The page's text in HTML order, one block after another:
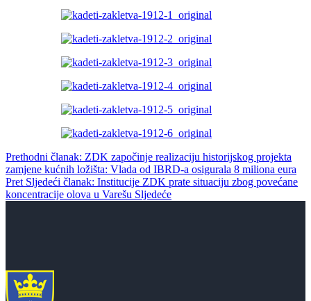
Prethodni članak: ZDK započinje realizaciju historijskog projekta
zamjene kućnih ložišta: Vlada od IBRD-a osigurala 8 miliona eura
Pret Sljedeći članak: Institucije ZDK prate situaciju zbog povećane
koncentracije olova u Varešu Sljedeće